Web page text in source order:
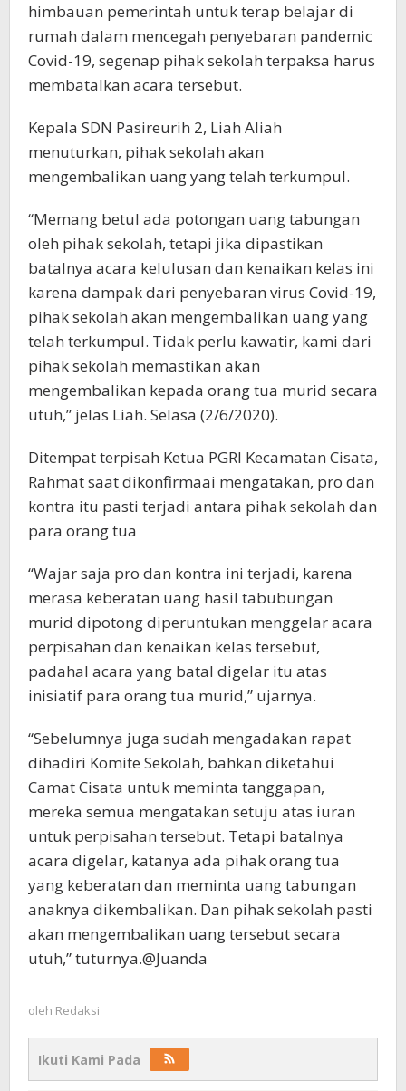
himbauan pemerintah untuk terap belajar di
rumah dalam mencegah penyebaran pandemic
Covid-19, segenap pihak sekolah terpaksa harus
membatalkan acara tersebut.
Kepala SDN Pasireurih 2, Liah Aliah
menuturkan, pihak sekolah akan
mengembalikan uang yang telah terkumpul.
“Memang betul ada potongan uang tabungan
oleh pihak sekolah, tetapi jika dipastikan
batalnya acara kelulusan dan kenaikan kelas ini
karena dampak dari penyebaran virus Covid-19,
pihak sekolah akan mengembalikan uang yang
telah terkumpul. Tidak perlu kawatir, kami dari
pihak sekolah memastikan akan
mengembalikan kepada orang tua murid secara
utuh,” jelas Liah. Selasa (2/6/2020).
Ditempat terpisah Ketua PGRI Kecamatan Cisata,
Rahmat saat dikonfirmaai mengatakan, pro dan
kontra itu pasti terjadi antara pihak sekolah dan
para orang tua
“Wajar saja pro dan kontra ini terjadi, karena
merasa keberatan uang hasil tabubungan
murid dipotong diperuntukan menggelar acara
perpisahan dan kenaikan kelas tersebut,
padahal acara yang batal digelar itu atas
inisiatif para orang tua murid,” ujarnya.
“Sebelumnya juga sudah mengadakan rapat
dihadiri Komite Sekolah, bahkan diketahui
Camat Cisata untuk meminta tanggapan,
mereka semua mengatakan setuju atas iuran
untuk perpisahan tersebut. Tetapi batalnya
acara digelar, katanya ada pihak orang tua
yang keberatan dan meminta uang tabungan
anaknya dikembalikan. Dan pihak sekolah pasti
akan mengembalikan uang tersebut secara
utuh,” tuturnya.@Juanda
oleh Redaksi
Ikuti Kami Pada